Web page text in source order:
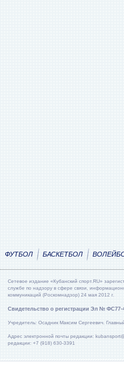
ФУТБОЛ БАСКЕТБОЛ
Сетевое издание «Кубанский спорт.RU»
службе по надзору в сфере связи,
коммуникаций (Роскомнадзор) 24 мая 2012 г.
Свидетельство о регистрации Эл № ФС77-
Учредитель: Осадник Максим Сергеевич.
Адрес электронной почты редакции:
редакции: +7 (918) 630-3391